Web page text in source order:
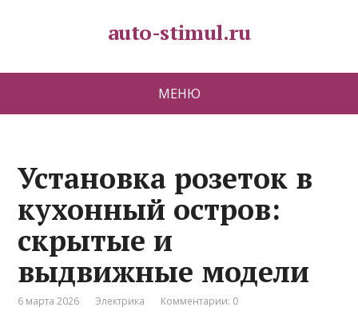
auto-stimul.ru
МЕНЮ
Установка розеток в
кухонный остров:
скрытые и
выдвижные модели
6 марта 2026 Электрика Комментарии: 0